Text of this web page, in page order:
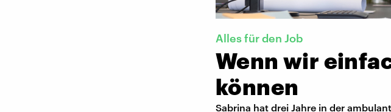
Alles für den Job
Wenn wir
können
Sabrina hat drei Jahre in der